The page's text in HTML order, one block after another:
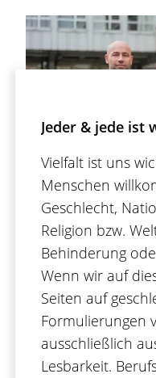
Jeder & jede ist
Vielfalt ist uns
Menschen
Geschlecht,
Religion bzw.
Behinderung
Wenn wir auf
Seiten auf
Formulierungen
ausschließlich
Lesbarkeit.
Berufserfahrene
Attraktive
gesundes
Führungskräfte.